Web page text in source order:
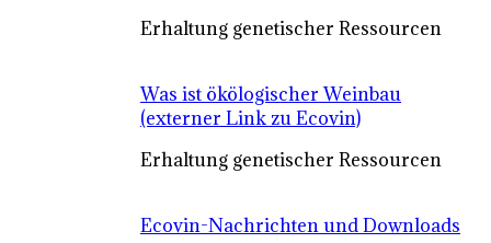
Erhaltung genetischer Ressourcen
Was ist ökölogischer Weinbau
(externer Link zu Ecovin)
Erhaltung genetischer Ressourcen
Ecovin-Nachrichten und Downloads